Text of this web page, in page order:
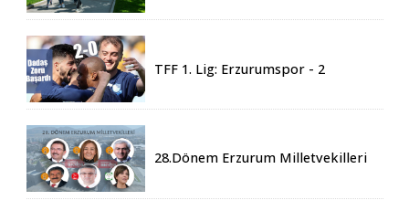
TFF 1. Lig: Erzurumspor - 2
28.Dönem Erzurum Milletvekilleri